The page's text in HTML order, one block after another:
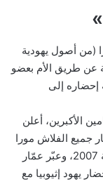
(من أصول يهودية
عن طريق الأم بعضو
إحضاره إلى
الأكبرين، أعلن
جميع الفلاش مورا
– قرابة 18,000 شخص – إلى إسرائيل قبل نهاية 2007، وعبّر عمّار
يهود إثيوبيا مع